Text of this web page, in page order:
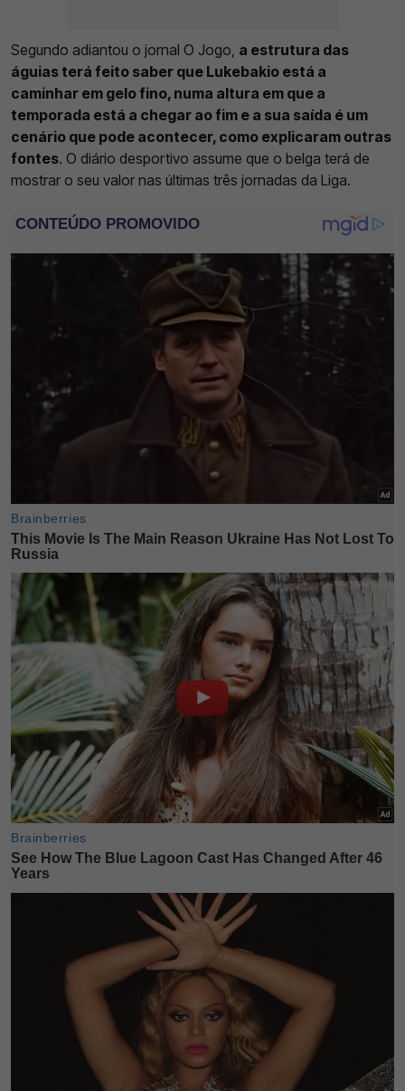
Segundo adiantou o jornal O Jogo, a estrutura das
águias terá feito saber que Lukebakio está a
caminhar em gelo fino, numa altura em que a
temporada está a chegar ao fim e a sua saída é um
cenário que pode acontecer, como explicaram outras
fontes. O diário desportivo assume que o belga terá de
mostrar o seu valor nas últimas três jornadas da Liga.